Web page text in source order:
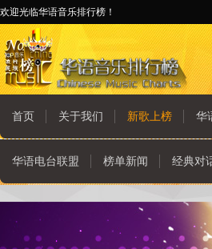
欢迎光临华语音乐排行榜！
首页 关于我们 新歌上榜 华
华语电台联盟 榜单新闻 经典对